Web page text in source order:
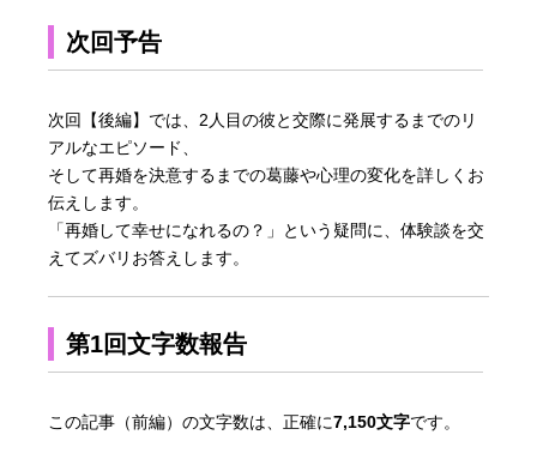
次回予告
次回【後編】では、2人目の彼と交際に発展するまでのリ
アルなエピソード、
そして再婚を決意するまでの葛藤や心理の変化を詳しくお
伝えします。
「再婚して幸せになれるの？」という疑問に、体験談を交
えてズバリお答えします。
第1回文字数報告
この記事（前編）の文字数は、正確に7,150文字です。